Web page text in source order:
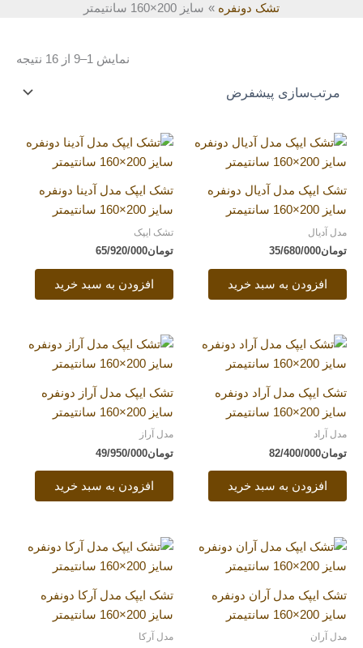
تشک دونفره
سایز 200×160 سانتیمتر
نمایش 1–9 از 16 نتیجه
تشک ایپک مدل آدیال دونفره
سایز 200×160 سانتیمتر
مدل آدیال
تومان35/680/000
افزودن به سبد خرید
تشک ایپک مدل آدینا دونفره
سایز 200×160 سانتیمتر
تشک ایپک
تومان65/920/000
افزودن به سبد خرید
تشک ایپک مدل آراد دونفره
سایز 200×160 سانتیمتر
مدل آراد
تومان82/400/000
افزودن به سبد خرید
تشک ایپک مدل آراز دونفره
سایز 200×160 سانتیمتر
مدل آراز
تومان49/950/000
افزودن به سبد خرید
تشک ایپک مدل آران دونفره
سایز 200×160 سانتیمتر
مدل آران
تشک ایپک مدل آرکا دونفره
سایز 200×160 سانتیمتر
مدل آرکا